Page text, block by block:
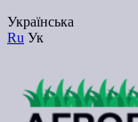
Українська
Ru Ук